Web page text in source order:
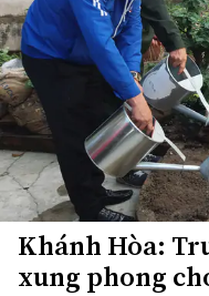
Khánh Hòa:
xung phong